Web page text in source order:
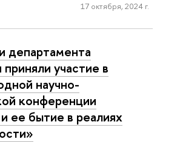
17 октября, 2024 г.
департамента
участие в
научно-
конференции
ее бытие в реалиях